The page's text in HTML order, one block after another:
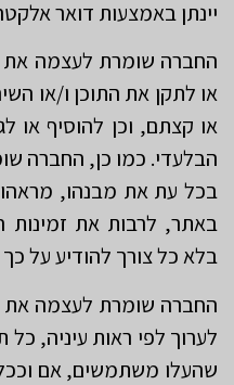
יינתן באמצעות דואר
החברה שומרת לעצמה את
או לתקן את התוכן ו/או
או קצתם, וכן להוסיף או
הבלעדי. כמו כן, החברה
בכל עת את מבנהו,
באתר, לרבות את זמינות
בלא כל צורך להודיע על
החברה שומרת לעצמה את
לערוך לפי ראות עיניה, כל
שהעלו משתמשים, אם